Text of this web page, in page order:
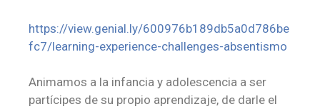
https://view.genial.ly/600976b189db5a0d786be
fc7/learning-experience-challenges-absentismo
Animamos a la infancia y adolescencia a ser
partícipes de su propio aprendizaje, de darle el